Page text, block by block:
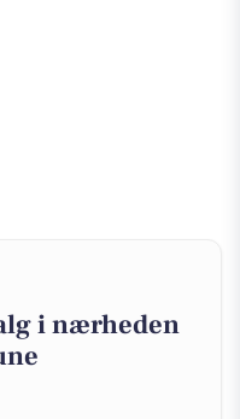
i nærheden